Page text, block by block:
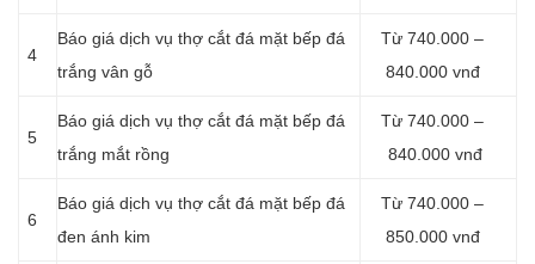
4
Báo giá dịch vụ thợ cắt đá mặt bếp đá
trắng vân gỗ
Từ 740.000 –
840.000 vnđ
5
Báo giá dịch vụ thợ cắt đá mặt bếp đá
trắng mắt rồng
Từ 740.000 –
840.000 vnđ
6
Báo giá dịch vụ thợ cắt đá mặt bếp đá
đen ánh kim
Từ 740.000 –
850.000 vnđ